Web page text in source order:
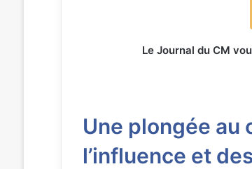
Le Journal du CM
Une plongée
l’influence et